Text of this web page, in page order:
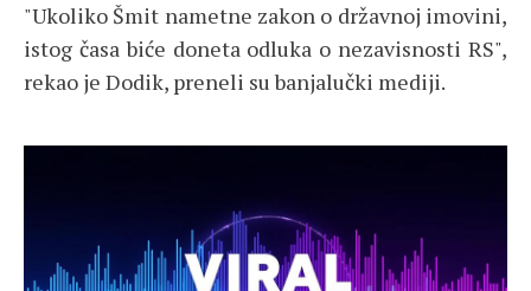
"Ukoliko Šmit nametne zakon o državnoj imovini,
istog časa biće doneta odluka o nezavisnosti RS",
rekao je Dodik, preneli su banjalučki mediji.